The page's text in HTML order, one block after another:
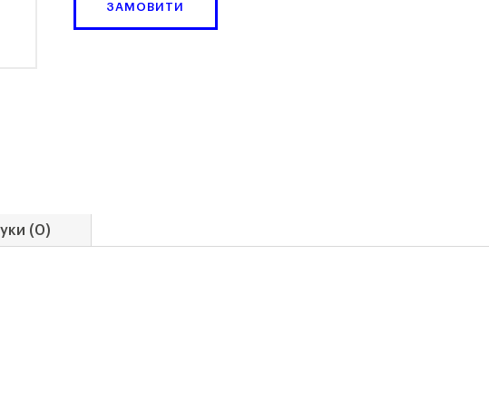
ЗАМОВИТИ
(0)